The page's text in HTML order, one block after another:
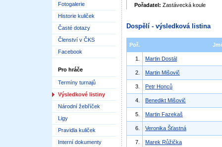
Fotogalerie
Historie kuliček
Časté dotazy
Členství v ČKS
Facebook
Pro hráče
Termíny turnajů
Výsledkové listiny
Národní žebříček
Ligy
Pravidla kuliček
Interní dokumenty
Pořadatel: Zastávecká koule
Dospělí - výsledková listina
Poř.
1. Martin Dostál
2. Martin Mišovič
3. Petr Honců
4. Benedikt Mišovič
5. Martin Fazekaš
6. Veronika Šťastná
7. Marek Růžička